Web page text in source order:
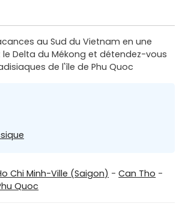
au Sud du Vietnam en une
le Delta du Mékong et détendez-vous
de l'île de Phu Quoc
Chi Minh-Ville (Saigon) -Can Tho -
Quoc